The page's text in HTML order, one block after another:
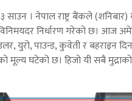
साउन । नेपाल राष्ट्र बैंकले
निर्धारण गरेको छ। आज
युरो, पाउन्ड, कुवेती र बहराइन
मूल्य घटेको छ। हिजो यी सबै